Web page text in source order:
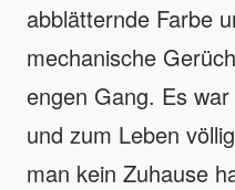
abblätternde Farbe
mechanische
engen Gang. Es
und zum Leben
man kein Zuhause